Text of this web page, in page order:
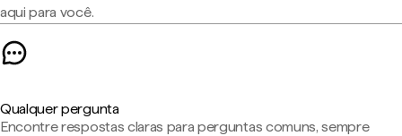
aqui para você.
Qualquer pergunta
Encontre respostas claras para perguntas comuns, sempre